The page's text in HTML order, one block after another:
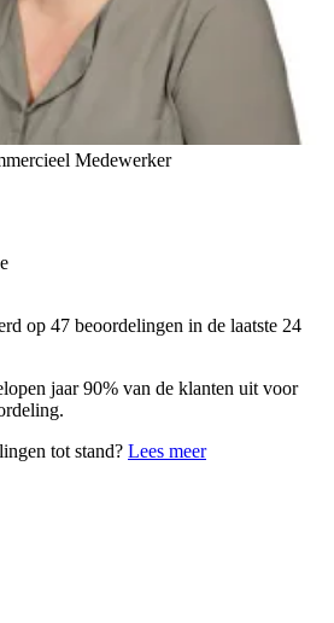
Medewerker
op 47 beoordelingen in de laatste 24
jaar 90% van de klanten uit voor
tot stand? Lees meer